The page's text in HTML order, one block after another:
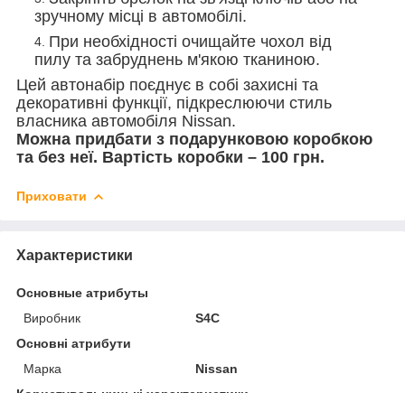
зручному місці в автомобілі.
При необхідності очищайте чохол від
пилу та забруднень м'якою тканиною.
Цей автонабір поєднує в собі захисні та
декоративні функції, підкреслюючи стиль
власника автомобіля Nissan.
Можна придбати з подарунковою коробкою
та без неї. Вартість коробки – 100 грн.
Приховати
Характеристики
Основные атрибуты
Виробник
S4C
Основні атрибути
Марка
Nissan